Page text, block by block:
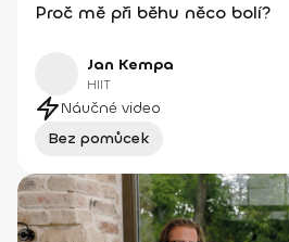
Proč mě při běhu něco bolí?
Jan Kempa
HIIT
Náučné video
Bez pomůcek